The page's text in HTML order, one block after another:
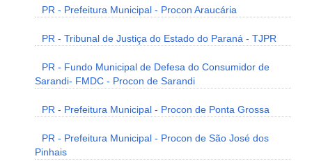
PR - Prefeitura Municipal - Procon Araucária
PR - Tribunal de Justiça do Estado do Paraná - TJPR
PR - Fundo Municipal de Defesa do Consumidor de
Sarandi- FMDC - Procon de Sarandi
PR - Prefeitura Municipal - Procon de Ponta Grossa
PR - Prefeitura Municipal - Procon de São José dos
Pinhais